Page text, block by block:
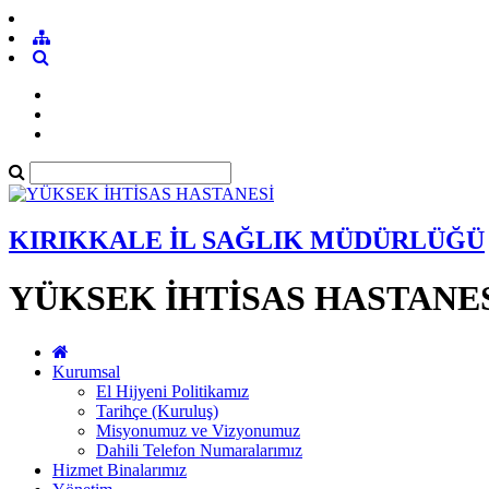
KIRIKKALE İL SAĞLIK MÜDÜRLÜĞÜ
YÜKSEK İHTİSAS
Kurumsal
El Hijyeni Politikamız
Tarihçe (Kuruluş)
Misyonumuz ve Vizyonumuz
Dahili Telefon Numaralarımız
Hizmet Binalarımız